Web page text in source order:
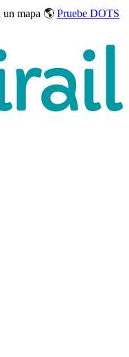
un mapa 🌎 Pruebe DOTS